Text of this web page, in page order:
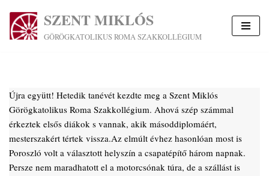
Skip
SZENT MIKLÓS
GÖRÖGKATOLIKUS ROMA SZAKKOLLÉGIUM
Újra együtt! Hetedik tanévét kezdte meg a Szent Miklós
Görögkatolikus Roma Szakkollégium. Ahová szép számmal
érkeztek elsős diákok s vannak, akik másoddiplomáért,
mesterszakért tértek vissza.Az elmúlt évhez hasonlóan most is
Poroszló volt a választott helyszín a csapatépítő három napnak.
Persze nem maradhatott el a motorcsónak túra, de a szállást is